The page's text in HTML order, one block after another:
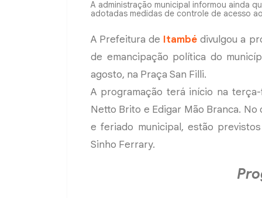
A administração municipal informou ainda
adotadas medidas de controle de acesso
A Prefeitura de Itambé divulgou a
de emancipação política do
agosto, na Praça San Filli.
A programação terá início na
Netto Brito e Edigar Mão Branca. No
e feriado municipal, estão
Sinho Ferrary.